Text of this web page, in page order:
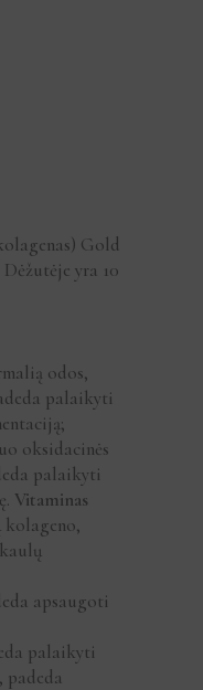
Gold
yra 10
odos,
palaikyti
oksidacinės
palaikyti
Vitaminas
apsaugoti
palaikyti
padeda